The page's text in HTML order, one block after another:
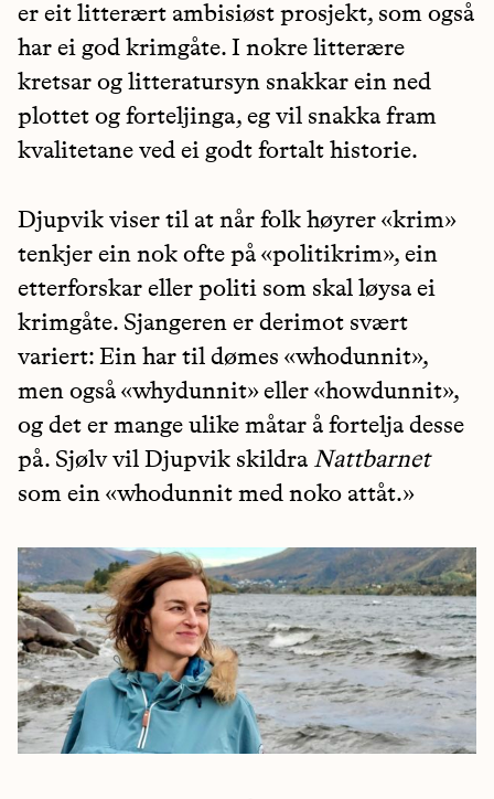
er eit litterært ambisiøst prosjekt, som også
har ei god krimgåte. I nokre litterære
kretsar og litteratursyn snakkar ein ned
plottet og forteljinga, eg vil snakka fram
kvalitetane ved ei godt fortalt historie.
Djupvik viser til at når folk høyrer «krim»
tenkjer ein nok ofte på «politikrim», ein
etterforskar eller politi som skal løysa ei
krimgåte. Sjangeren er derimot svært
variert: Ein har til dømes «whodunnit»,
men også «whydunnit» eller «howdunnit»,
og det er mange ulike måtar å fortelja desse
på. Sjølv vil Djupvik skildra Nattbarnet
som ein «whodunnit med noko attåt.»